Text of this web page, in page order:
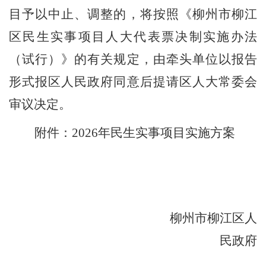
目予以中止、调整的， 将按照
《柳州市柳江
区民生实事项目人大代表票决制实施办法
（试行）》的有关规定 ， 由牵头单位 以报告
形式报区人民政府同意后提请区人大常委会
审议决定。
附件： 2026年民生实事项目 实施方案
柳州市柳江区人
民政府